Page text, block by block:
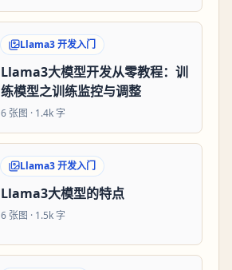
Llama3 开发入门
Llama3大模型开发从零教程：训
练模型之训练监控与调整
6 张图 · 1.4k 字
Llama3 开发入门
Llama3大模型的特点
6 张图 · 1.5k 字